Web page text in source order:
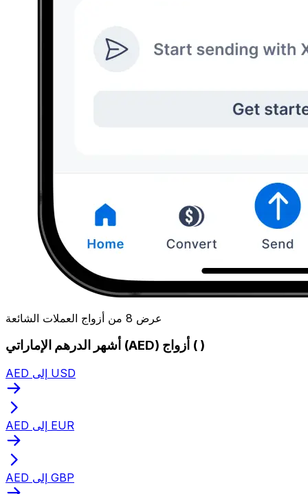
عرض 8 من أزواج العملات الشائعة
أشهر الدرهم الإماراتي (AED) أزواج ( )
AED إلى USD
AED إلى EUR
AED إلى GBP